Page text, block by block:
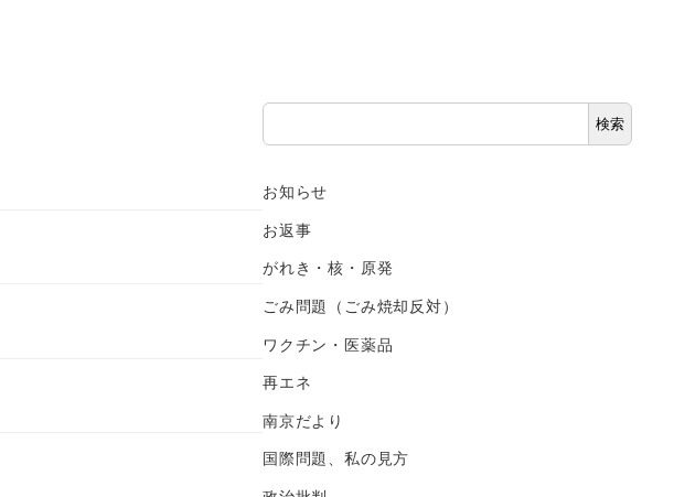
索
検索
お知らせ
お返事
がれき・核・原発
ごみ問題（ごみ焼却反対）
ワクチン・医薬品
再エネ
南京だより
国際問題、私の見方